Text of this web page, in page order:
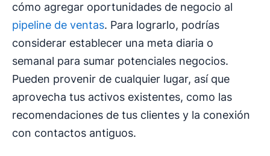
cómo agregar oportunidades de negocio al
pipeline de ventas. Para lograrlo, podrías
considerar establecer una meta diaria o
semanal para sumar potenciales negocios.
Pueden provenir de cualquier lugar, así que
aprovecha tus activos existentes, como las
recomendaciones de tus clientes y la conexión
con contactos antiguos.